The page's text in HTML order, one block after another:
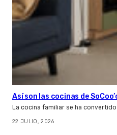
Así son las cocinas de
La cocina familiar se ha
22 JULIO, 2026